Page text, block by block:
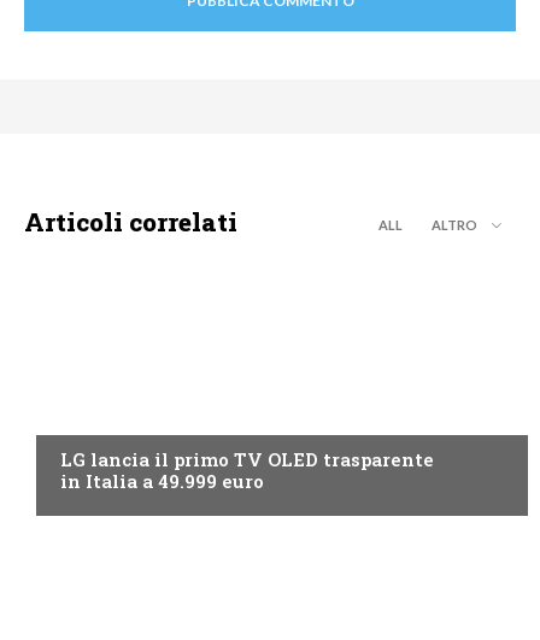
Articoli correlati ALL ALTRO
LG lancia il primo TV OLED trasparente
in Italia a 49.999 euro